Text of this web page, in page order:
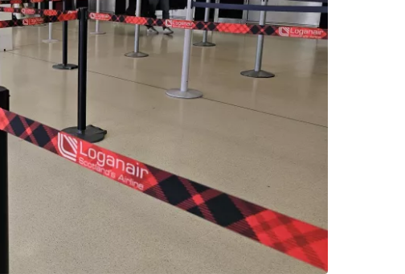
Продължете с Google
Продължете с Facebook
Продължете с имейл